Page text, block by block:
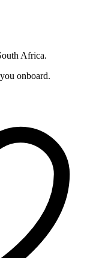
Africa.
onboard.